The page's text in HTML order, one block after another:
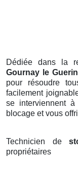
Dédiée dans la
Gournay le Guerin
pour résoudre
facilement
se interviennent
blocage et vous
Technicien de
propriétaires